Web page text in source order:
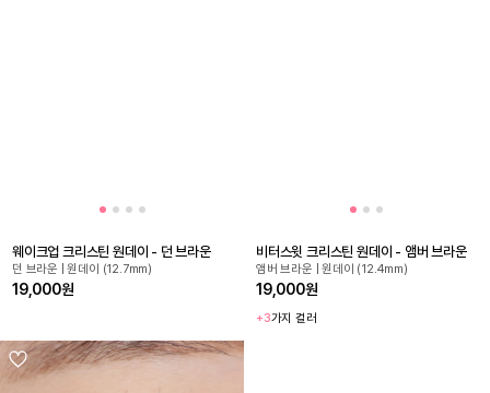
웨이크업 크리스틴 원데이 - 던 브라운
던 브라운 | 원데이 (12.7mm)
19,000원
비터스윗 크리스틴 원데이 - 앰버 브라운
앰버 브라운 | 원데이 (12.4mm)
19,000원
+3가지 컬러